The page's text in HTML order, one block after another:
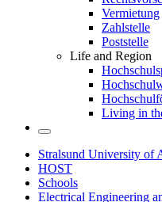
Vermietung
Zahlstelle
Poststelle
Life and Region
Living in
Stralsund University of
HOST
Schools
Electrical Engineering